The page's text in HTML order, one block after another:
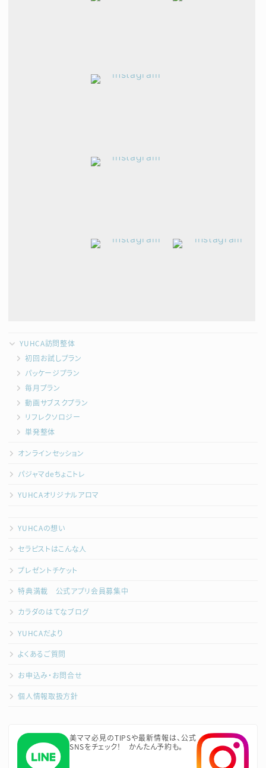
YUHCA訪問整体
初回お試しプラン
パッケージプラン
毎月プラン
動画サブスクプラン
リフレクソロジー
単発整体
オンラインセッション
パジャマdeちょこトレ
YUHCAオリジナルアロマ
YUHCAの想い
セラピストはこんな人
プレゼントチケット
特典満載 公式アプリ会員募集中
カラダのはてなブログ
YUHCAだより
よくあるご質問
お申込み・お問合せ
個人情報取扱方針
美ママ必見のTIPSや最新情報は、公式
SNSをチェック！ かんたん予約も。